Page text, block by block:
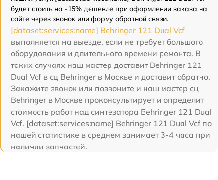
будет стоить на -15% дешевле при оформлении заказа на
сайте через звонок или форму обратной связи.
[dataset:services:name] Behringer 121 Dual Vcf
выполняется на выезде, если не требует большого
оборудования и длительного времени ремонта. В
таких случаях наш мастер доставит Behringer 121
Dual Vcf в сц Behringer в Москве и доставит обратно.
Закажите звонок или позвоните и наш мастер сц
Behringer в Москве проконсультирует и определит
стоимость работ над синтезатора Behringer 121 Dual
Vcf. [dataset:services:name] Behringer 121 Dual Vcf по
нашей статистике в среднем занимает 3-4 часа при
наличии запчастей.